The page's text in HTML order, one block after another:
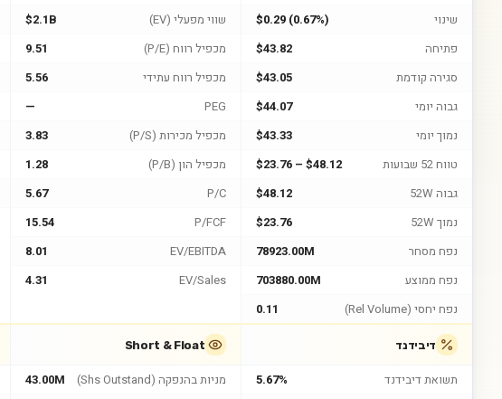
שינוי
$0.29 (0.67%)
פתיחה
$43.82
סגירה קודמת
$43.05
גבוה יומי
$44.07
נמוך יומי
$43.33
טווח 52 שבועות
$23.76 – $48.12
גבוה 52W
$48.12
נמוך 52W
$23.76
נפח מסחר
78923.00M
נפח ממוצע
703880.00M
נפח יחסי (Rel Volume)
0.11
שווי מפעלי (EV)
$2.1B
מכפיל רווח (P/E)
9.51
מכפיל רווח עתידי
5.56
PEG
—
מכפיל מכירות (P/S)
3.83
מכפיל הון (P/B)
1.28
P/C
5.67
P/FCF
15.54
EV/EBITDA
8.01
EV/Sales
4.31
דיבידנד
תשואת דיבידנד
5.67%
Short & Float
מניות בהנפקה (Shs Outstand)
43.00M